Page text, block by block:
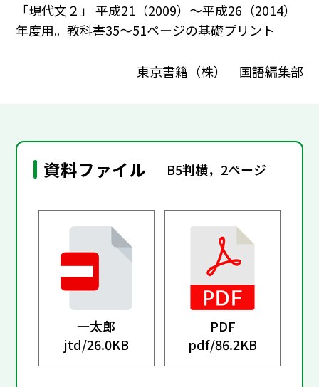
「現代文２」 平成21（2009）～平成26（2014）
年度用。教科書35～51ページの基礎プリント
東京書籍（株） 国語編集部
資料ファイル B5判横，2ページ
一太郎
jtd/26.0KB
PDF
pdf/86.2KB